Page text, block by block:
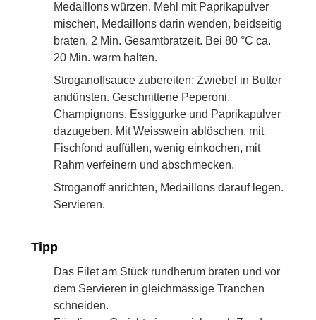
Medaillons würzen. Mehl mit Paprikapulver
mischen, Medaillons darin wenden, beidseitig
braten, 2 Min. Gesamtbratzeit. Bei 80 °C ca.
20 Min. warm halten.
Stroganoffsauce zubereiten: Zwiebel in Butter
andünsten. Geschnittene Peperoni,
Champignons, Essiggurke und Paprikapulver
dazugeben. Mit Weisswein ablöschen, mit
Fischfond auffüllen, wenig einkochen, mit
Rahm verfeinern und abschmecken.
Stroganoff anrichten, Medaillons darauf legen.
Servieren.
Tipp
Das Filet am Stück rundherum braten und vor
dem Servieren in gleichmässige Tranchen
schneiden.